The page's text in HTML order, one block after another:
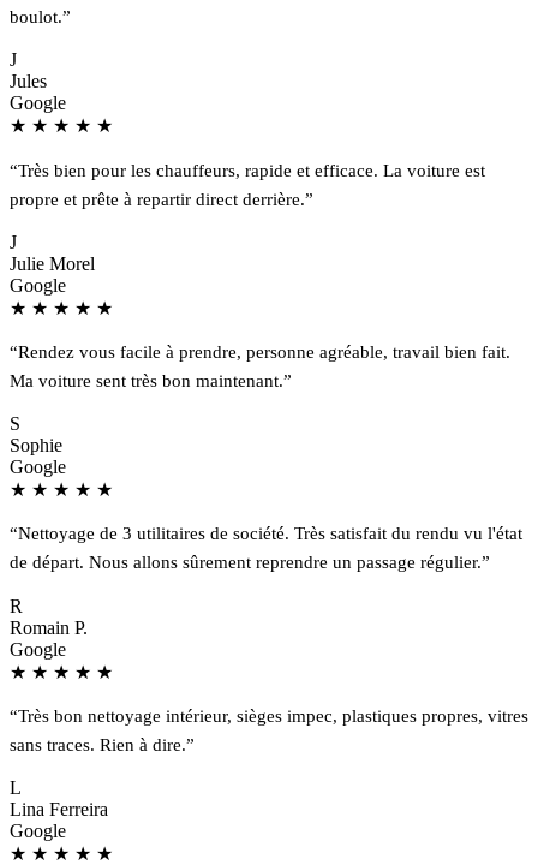
boulot.”
J
Jules
Google
★ ★ ★ ★ ★
“Très bien pour les chauffeurs, rapide et efficace. La voiture est
propre et prête à repartir direct derrière.”
J
Julie Morel
Google
★ ★ ★ ★ ★
“Rendez vous facile à prendre, personne agréable, travail bien fait.
Ma voiture sent très bon maintenant.”
S
Sophie
Google
★ ★ ★ ★ ★
“Nettoyage de 3 utilitaires de société. Très satisfait du rendu vu l'état
de départ. Nous allons sûrement reprendre un passage régulier.”
R
Romain P.
Google
★ ★ ★ ★ ★
“Très bon nettoyage intérieur, sièges impec, plastiques propres, vitres
sans traces. Rien à dire.”
L
Lina Ferreira
Google
★ ★ ★ ★ ★